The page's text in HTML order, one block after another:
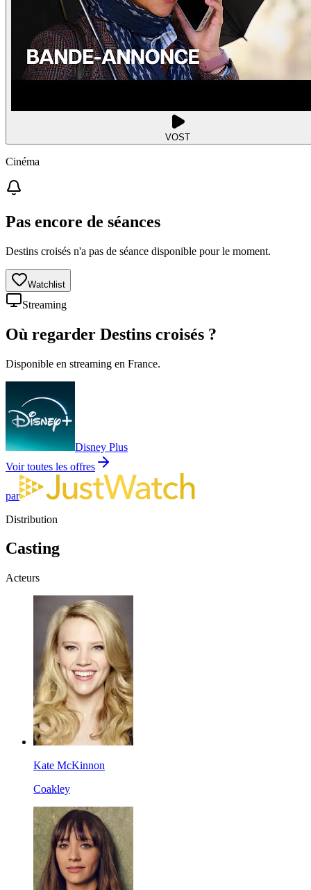
VOST
Cinéma
Pas encore de séances
Destins croisés n'a pas de séance disponible pour le moment.
Watchlist
Streaming
Où regarder Destins croisés ?
Disponible en streaming en France.
Disney Plus
Voir toutes les offres
par
Distribution
Casting
Acteurs
Kate McKinnon
Coakley